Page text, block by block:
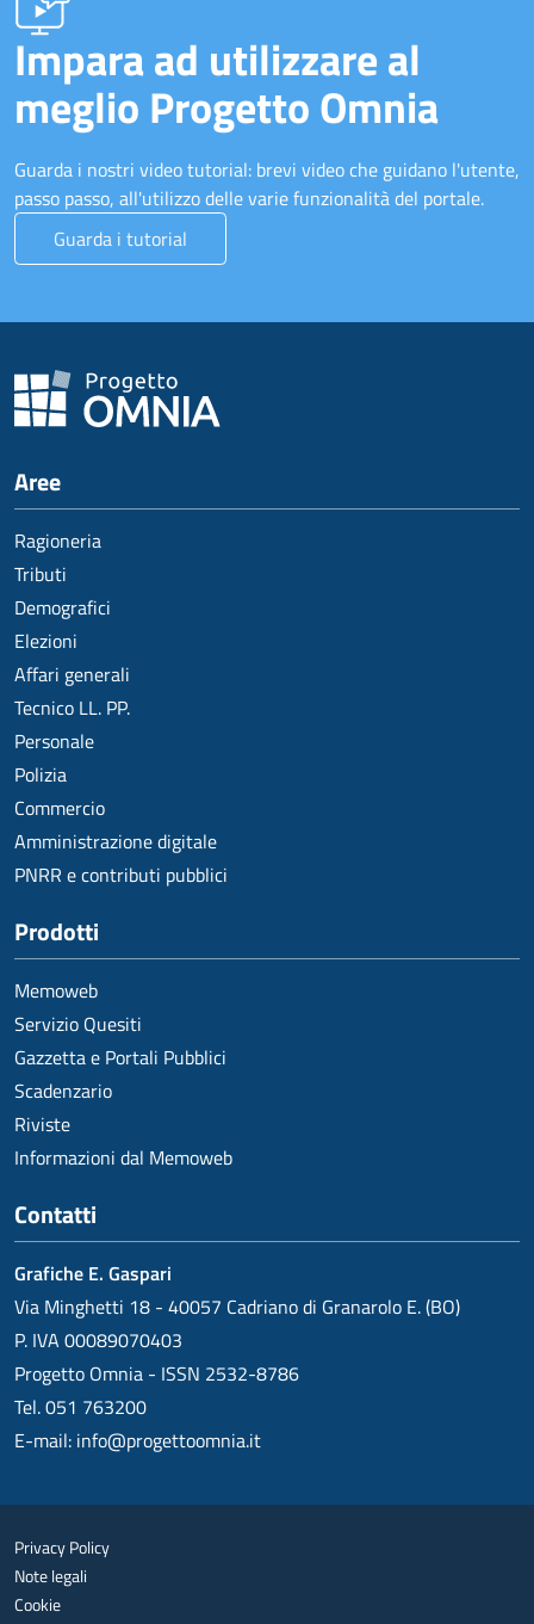
Impara ad utilizzare al
meglio Progetto Omnia
Guarda i nostri video tutorial: brevi video che guidano l'utente,
passo passo, all'utilizzo delle varie funzionalità del portale.
Guarda i tutorial
Aree
Ragioneria
Tributi
Demografici
Elezioni
Affari generali
Tecnico LL. PP.
Personale
Polizia
Commercio
Amministrazione digitale
PNRR e contributi pubblici
Prodotti
Memoweb
Servizio Quesiti
Gazzetta e Portali Pubblici
Scadenzario
Riviste
Informazioni dal Memoweb
Contatti
Grafiche E. Gaspari
Via Minghetti 18 - 40057 Cadriano di Granarolo E. (BO)
P. IVA 00089070403
Progetto Omnia - ISSN 2532-8786
Tel. 051 763200
E-mail: info@progettoomnia.it
Privacy Policy
Note legali
Cookie